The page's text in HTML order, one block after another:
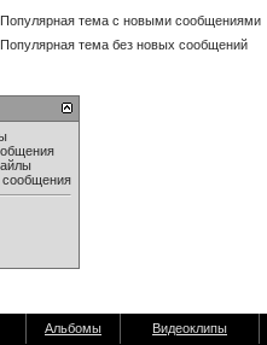
Популярная тема с новыми сообщениями
Популярная тема без новых сообщений
сообщения
Альбомы Видеоклипы